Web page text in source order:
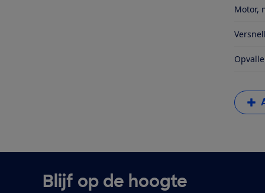
Motor,
Blijf op de hoogte